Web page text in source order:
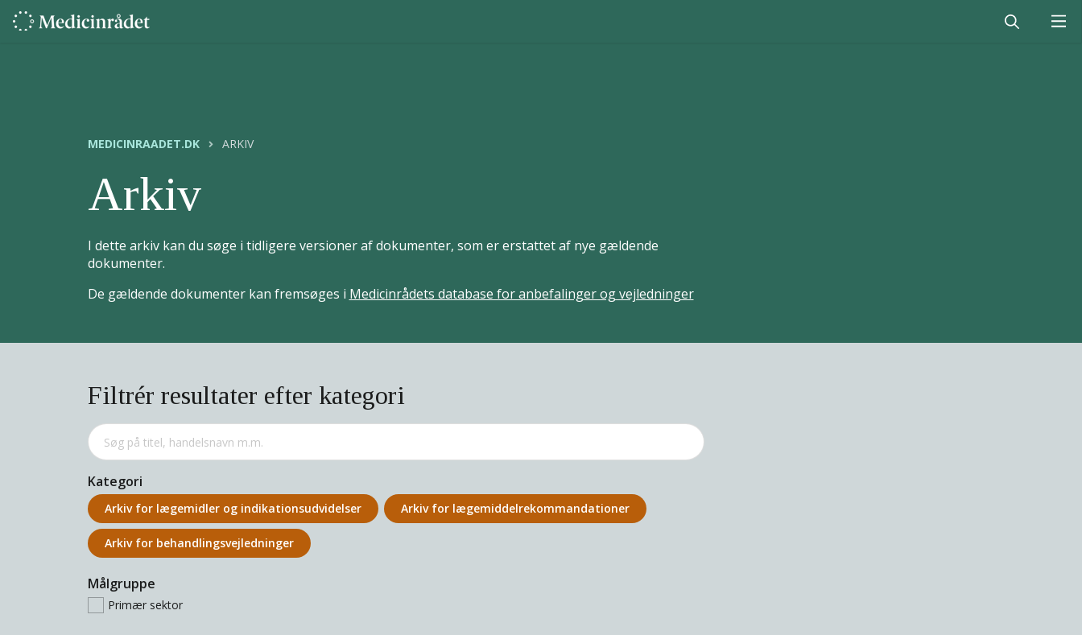
MEDICINRAADET.DK ARKIV
Arkiv
I dette arkiv kan du søge i tidligere versioner af dokumenter, som er erstattet af nye gældende
dokumenter.
De gældende dokumenter kan fremsøges i Medicinrådets database for anbefalinger og vejledninger
Filtrér resultater efter kategori
Kategori
Arkiv for lægemidler og indikations­udvidelser Arkiv for lægemiddel­rekommandationer
Arkiv for behandlings­vejledninger
Målgruppe
Primær sektor